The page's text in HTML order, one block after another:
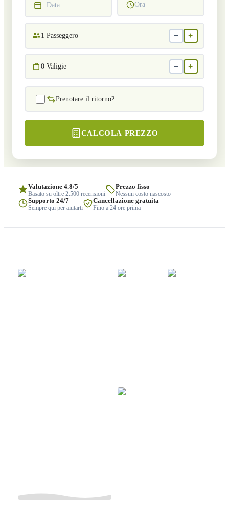
Data Ora
1 Passeggero − +
0 Valigie − +
Prenotare il ritorno?
CALCOLA PREZZO
Valutazione 4.8/5
Basato su oltre 2.500 recensioni
Prezzo fisso
Nessun costo nascosto
Supporto 24/7
Sempre qui per aiutarti
Cancellazione gratuita
Fino a 24 ore prima